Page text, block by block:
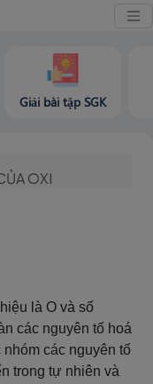
Giải bài tập SGK
OXI
là O và số
các nguyên tố hoá
các nguyên tố
trong tự nhiên và